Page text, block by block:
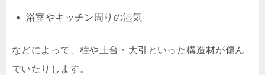
浴室やキッチン周りの湿気
などによって、 柱や土台・大引といった構造材が傷ん
でいたりします。